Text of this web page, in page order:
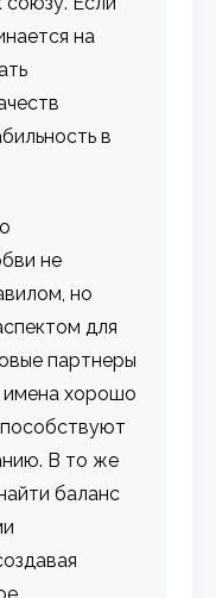
на
в
не
но
для
партнеры
имена хорошо
В то же
баланс